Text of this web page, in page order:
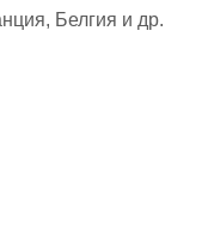
Белгия и др.